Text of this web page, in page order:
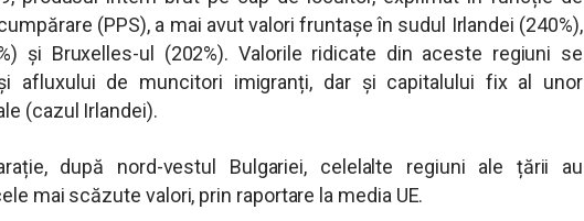
(PPS), a mai avut valori fruntașe în sudul Irlandei (240%),
și Bruxelles-ul (202%). Valorile ridicate din aceste regiuni se
afluxului de muncitori imigranți, dar și capitalului fix al unor
(cazul Irlandei).
după nord-vestul Bulgariei, celelalte regiuni ale țării au
mai scăzute valori, prin raportare la media UE.